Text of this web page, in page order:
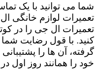
شما می توانید با یک
تعمیرات لوازم خانگی
تعمیرات ال جی را در
کنید. با قول رضایت
گرفته، آن ها را
خود را همانند روز اول